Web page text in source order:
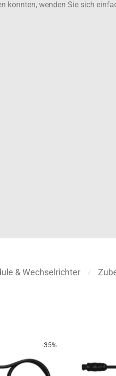
konnten, wenden Sie sich
& Wechselrichter ⁄
-35%